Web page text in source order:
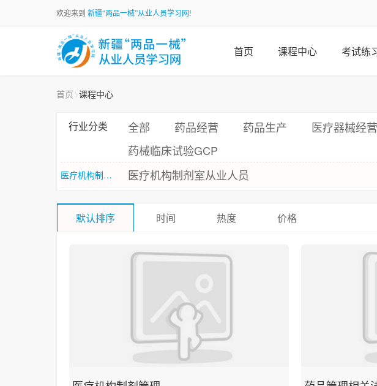
欢迎来到 新疆“两品一械”从业人员学习网!
首页 课程中心 考试练
首页 \课程中心
行业分类 全部 药品经营 药品生产 医疗器械经营
药械临床试验GCP
医疗机构制剂室： 医疗机构制剂室从业人员
默认排序 时间 热度 价格